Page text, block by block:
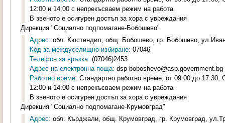
12:00 и 14:00 с непрекъсваем режим на работа
В звеното е осигурен достъп за хора с увреждания
Дирекция "Социално подпомагане-Бобошево"
Адрес: обл. Кюстендил, общ. Бобошево, гр. Бобошево,
Код за междуселищно избиране: 07046
Телефон за връзка: (07046)2453
Адрес на електронна поща: dsp-boboshevo@asp.government.bg
Работно време: Стандартно работно време, от 09:00 до
12:00 и 14:00 с непрекъсваем режим на работа
В звеното е осигурен достъп за хора с увреждания
Дирекция "Социално подпомагане-Крумовград"
Адрес: обл. Кърджали, общ. Крумовград, гр. Крумовград,